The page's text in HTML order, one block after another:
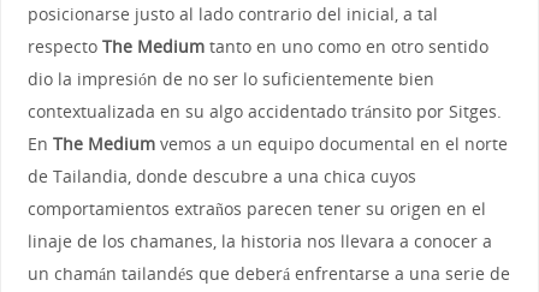
posicionarse justo al lado contrario del inicial, a tal
respecto The Mediumtanto en uno como en otro sentido
dio la impresión de no ser lo suficientemente bien
contextualizada en su algo accidentado tránsito por Sitges.
En The Mediumvemos a un equipo documental en el norte
de Tailandia, donde descubre a una chica cuyos
comportamientos extraños parecen tener su origen en el
linaje de los chamanes, la historia nos llevara a conocer a
un chamán tailandés que deberá enfrentarse a una serie de